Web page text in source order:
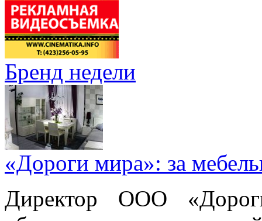
Бренд недели
«Дороги мира»: за
Директор ООО